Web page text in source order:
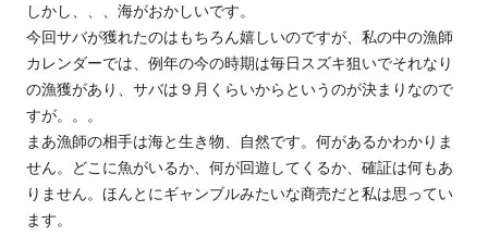
しかし、、、海がおかしいです。
今回サバが獲れたのはもちろん嬉しいのですが、私の中の漁師
カレンダーでは、例年の今の時期は毎日スズキ狙いでそれなり
の漁獲があり、サバは９月くらいからというのが決まりなので
すが。。。
まあ漁師の相手は海と生き物、自然です。何があるかわかりま
せん。どこに魚がいるか、何が回遊してくるか、確証は何もあ
りません。ほんとにギャンブルみたいな商売だと私は思ってい
ます。